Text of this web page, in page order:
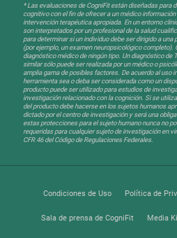
* Las evaluaciones de CogniFit están diseñadas para
cognitivo con el fin de ofrecer a un médico
intervención terapéutica apropiada. En un entorno
son interpretados por un profesional de la salud
para determinar si un individuo debe ser dirigido a
(por ejemplo, un examen neuropsicológico completo).
diagnóstico médico de ningún tipo. Un diagnóstico de
similar sólo puede ser realizada por un médico o
amplia gama de posibles factores. De acuerdo al uso
herramienta sea o deba ser considerada como un
producto puede ser utilizado para estudios de
investigación relacionado con la cognición. Si se
del producto debe hacerse en los sujetos humanos
dictado por el centro de investigación y será una
estas protecciones para el sujeto humano nunca no
requeridas para cualquier sujeto de investigación en
CFR 46 del Código de Regulaciones Federales.
Condiciones de Uso Política de
Sala de prensa de CogniFit Media